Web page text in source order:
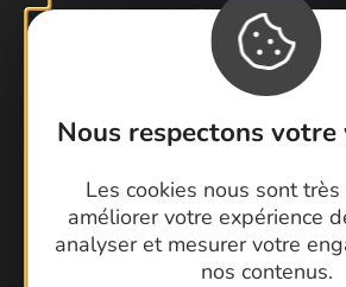
Nous respectons votre
Les cookies nous sont
améliorer votre expérience
analyser et mesurer votre
nos contenus.
Visiter le Pont du Gard
Les Arènes de
Escapade en
Randonnée en